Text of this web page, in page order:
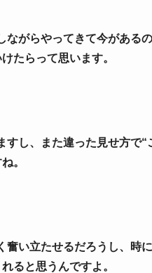
ながらやってきて今がある
たらって思います。
すし、また違った見せ方で
。
奮い立たせるだろうし、時
ると思うんですよ。